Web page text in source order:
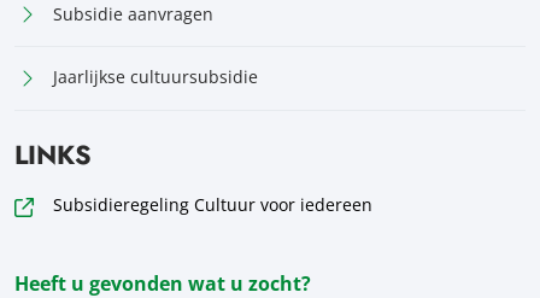
Subsidie aanvragen
Jaarlijkse cultuursubsidie
LINKS
Subsidieregeling Cultuur voor iedereen
Heeft u gevonden wat u zocht?